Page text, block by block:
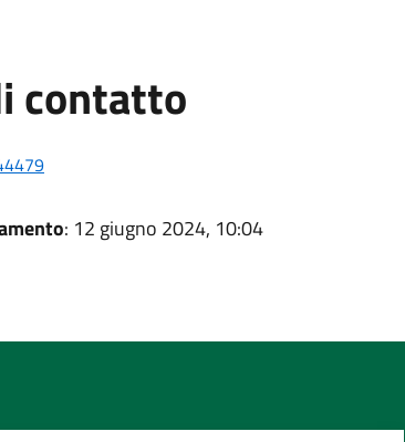
contatto
: 12 giugno 2024, 10:04